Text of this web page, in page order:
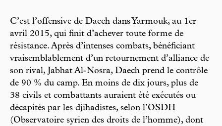
C’est l’offensive de Daech dans Yarmouk, au 1er
avril 2015, qui finit d’achever toute forme de
résistance. Après d’intenses combats, bénéficiant
vraisemblablement d’un retournement d’alliance de
son rival, Jabhat Al-Nosra, Daech prend le contrôle
de 90 % du camp. En moins de dix jours, plus de
38 civils et combattants auraient été exécutés ou
décapités par les djihadistes, selon l’OSDH
(Observatoire syrien des droits de l’homme), dont